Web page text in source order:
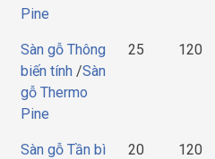
Pine
Sàn gỗ Thông
biến tính /Sàn
gỗ Thermo
Pine
25 120
Sàn gỗ Tần bì
20 120